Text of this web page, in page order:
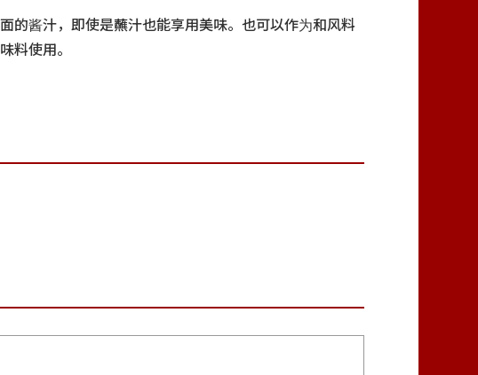
的酱汁，即使是蘸汁也能享用美味。也可以作为和风料
料使用。